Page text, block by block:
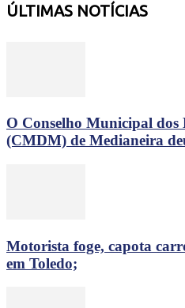
ÚLTIMAS NOTÍCIAS
O Conselho Municipal
(CMDM) de Medianeira
Motorista foge, capota
em Toledo;